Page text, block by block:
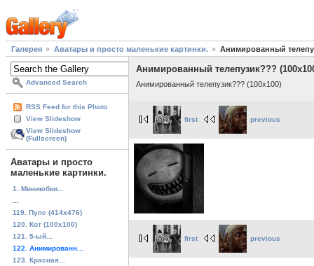
Галерея Аватары и просто маленькие картинки. Анимированный
Advanced Search
RSS Feed for this Photo
View Slideshow
View Slideshow
(Fullscreen)
Аватары и просто
маленькие картинки.
1. Миниюбки...
119. Пупс (414x476)
120. Кот (100x100)
121. 5-ый...
122. Анимированн...
123. Красная...
Анимированный телепузик???
Анимированный телепузик??? (100x100)
first previous
first previous